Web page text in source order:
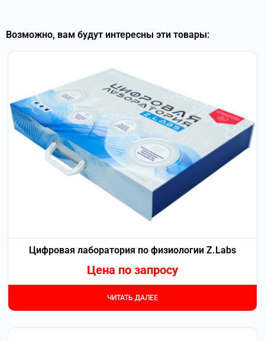
Возможно, вам будут интересны эти товары:
Цифровая лаборатория по физиологии Z.Labs
Цена по запросу
ЧИТАТЬ ДАЛЕЕ